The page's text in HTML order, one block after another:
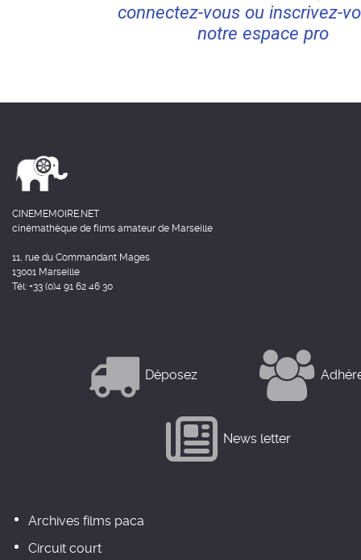
connectez-vous ou inscrivez-
notre espace pro
CINEMEMOIRE.NET
cinémathèque de films amateur de Marseille
11, rue du Commandant Mages
13001 Marseille
Tél: +33 (0)4 91 62 46 30
Déposez
News letter
Archives films paca
Circuit court